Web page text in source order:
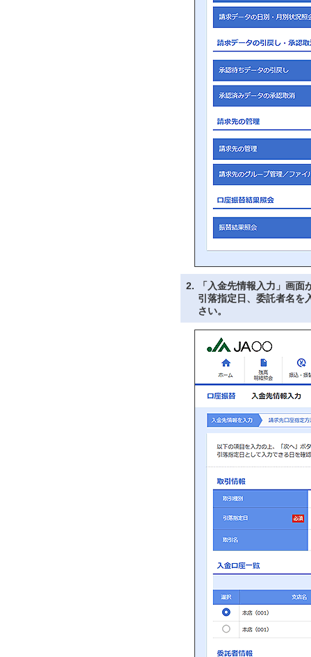
2.
「入金先情報入力」画面
引落指定日、委託者名を
さい。